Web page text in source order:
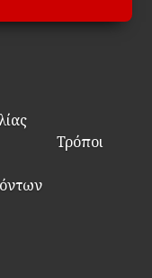
Τρόποι